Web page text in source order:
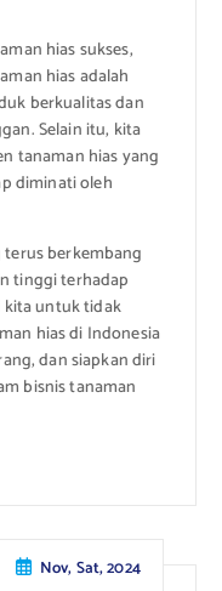
hias sukses,
hias adalah
berkualitas dan
Selain itu, kita
tanaman hias yang
diminati oleh
berkembang
tinggi terhadap
kita untuk tidak
hias di Indonesia
dan siapkan diri
bisnis tanaman
Nov, Sat, 2024